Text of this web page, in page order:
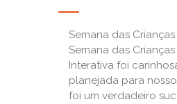
Semana das
Semana das
Interativa foi
planejada para
foi um verdadeiro